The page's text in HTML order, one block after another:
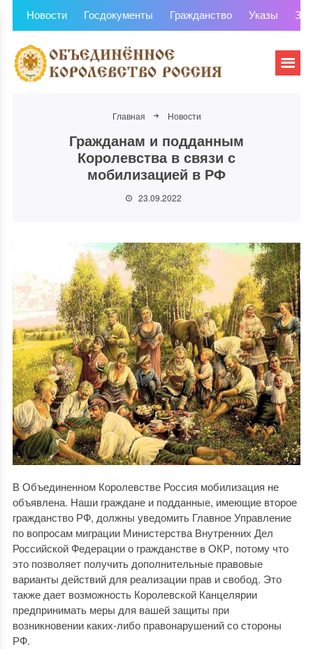
Новости Госдокументы Гражданство Указы
Главная Новости
Гражданам и подданным
Королевства в связи с
мобилизацией в РФ
23.09.2022
В Объединенном Королевстве Россия мобилизация не
объявлена. Наши граждане и подданные, имеющие второе
гражданство РФ, должны уведомить Главное Управление
по вопросам миграции Министерства Внутренних Дел
Российской Федерации о гражданстве в ОКР, потому что
это позволяет получить дополнительные правовые
варианты действий для реализации прав и свобод. Это
также дает возможность Королевской Канцелярии
предпринимать меры для вашей защиты при
возникновении каких-либо правонарушений со стороны
РФ.